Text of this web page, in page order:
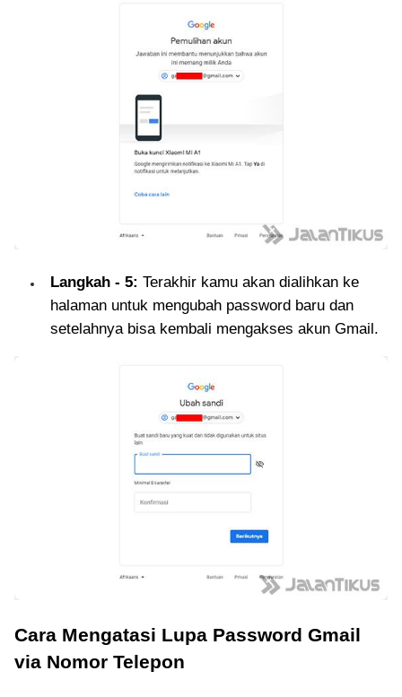
Langkah - 5: Terakhir kamu akan dialihkan ke
halaman untuk mengubah password baru dan
setelahnya bisa kembali mengakses akun Gmail.
Cara Mengatasi Lupa Password Gmail
via Nomor Telepon